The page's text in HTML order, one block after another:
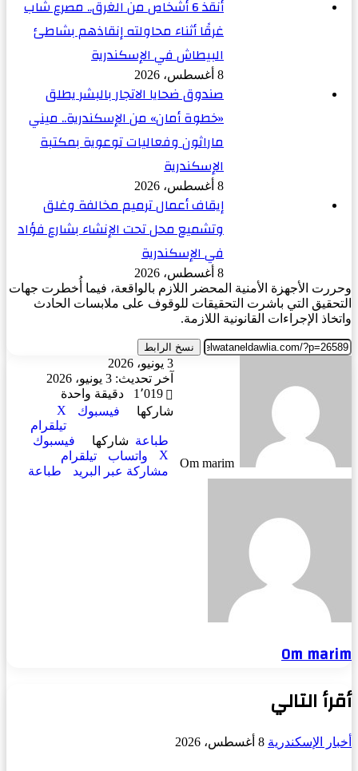
أنقذ 6 أشخاص من الغرق.. مصرع شاب
غرقًا أثناء محاولته إنقاذهم بشاطئ
البيطاش في الإسكندرية
8 أغسطس، 2026
صندوق ضحايا الاتجار بالبشر يطلق
«خطوة أمان» من الإسكندرية.. ميني
ماراثون وفعاليات توعوية بمكتبة
الإسكندرية
8 أغسطس، 2026
إيقاف أعمال ترميم مخالفة وغلق
وتشميع محل تحت الإنشاء بشارع فؤاد
في الإسكندرية
8 أغسطس، 2026
وحررت الأجهزة الأمنية المحضر اللازم بالواقعة، فيما أُخطرت جهات
التحقيق التي باشرت التحقيقات للوقوف على ملابسات الحادث
واتخاذ الإجراءات القانونية اللازمة.
نسخ الرابط
Om marim
أرسل
بريدا
إلكترونيا
3 يونيو، 2026
آخر تحديث: 3 يونيو، 2026
1٬019
دقيقة واحدة
شاركها
فيسبوك
‫X
تيلقرام
طباعة شاركها
فيسبوك
‫X
واتساب
تيلقرام
مشاركة عبر البريد
طباعة
Om marim
أقرأ التالي
أخبار الإسكندرية 8 أغسطس، 2026